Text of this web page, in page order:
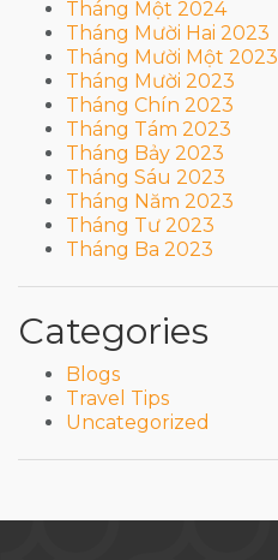
Tháng Một 2024
Tháng Mười Hai 2023
Tháng Mười Một 2023
Tháng Mười 2023
Tháng Chín 2023
Tháng Tám 2023
Tháng Bảy 2023
Tháng Sáu 2023
Tháng Năm 2023
Tháng Tư 2023
Tháng Ba 2023
Categories
Blogs
Travel Tips
Uncategorized